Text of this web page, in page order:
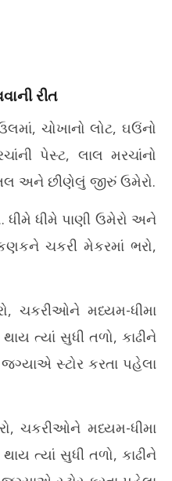
રીત
ચોખાનો લોટ, ઘઉંનો
પેસ્ટ, લાલ મરચાંનો
તલ અને છીણેલું જીરું ઉમેરો.
ધીમે ધીમે પાણી ઉમેરો અને
ચકરી મેકરમાં ભરો,
ચકરીઓને મધ્યમ-ધીમા
ત્યાં સુધી તળો, કાઢીને
જગ્યાએ સ્ટોર કરતા પહેલા
ચકરીઓને મધ્યમ-ધીમા
ત્યાં સુધી તળો, કાઢીને